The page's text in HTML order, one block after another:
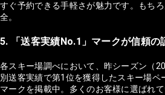
すぐ予約できる手軽さが魅力です。もち
全。
5. 「送客実績No.1」マークが信頼の
各スキー場調べにおいて、昨シーズン（
別送客実績で第1位を獲得したスキー場ペ
マークを掲載中。多くのお客様に選ばれて